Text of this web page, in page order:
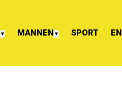
▼ MANNEN ▼ SPORT